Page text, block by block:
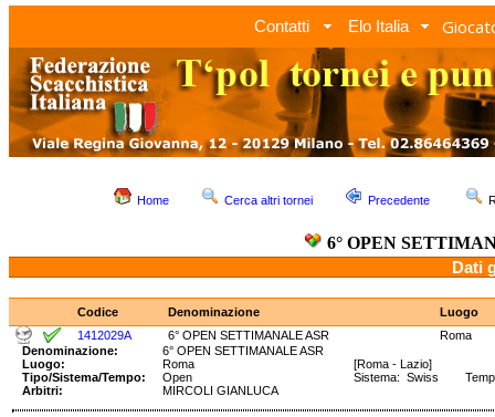
Contatti Elo Italia
Home Cerca altri tornei Precedente
6° OPEN
Dati
Codice Denominazione
Luogo
1412029A
6° OPEN SETTIMANALE ASR
Roma
Denominazione:
6° OPEN SETTIMANALE ASR
Luogo:
Roma
[Roma - Lazio]
Tipo/Sistema/Tempo:
Open
Sistema: Swiss
Arbitri:
MIRCOLI GIANLUCA